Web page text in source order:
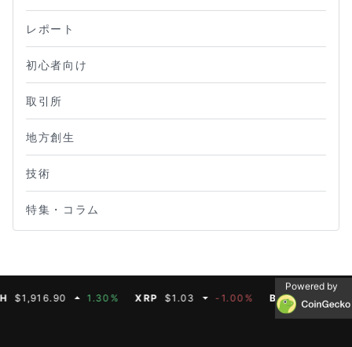
レポート
初心者向け
取引所
地方創生
技術
特集・コラム
1.30% XRP $1.03 -1.00% BNB $590.75
Powered by